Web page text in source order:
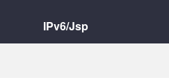
IPv6/Jsp